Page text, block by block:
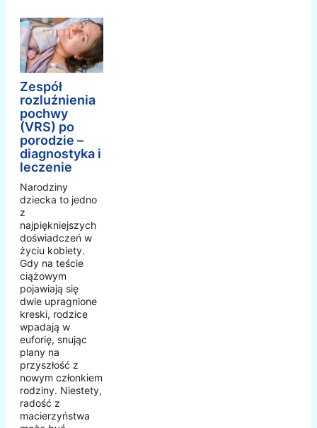
Zespół
rozluźnienia
pochwy
(VRS) po
porodzie –
diagnostyka i
leczenie
Narodziny
dziecka to jedno
z
najpiękniejszych
doświadczeń w
życiu kobiety.
Gdy na teście
ciążowym
pojawiają się
dwie upragnione
kreski, rodzice
wpadają w
euforię, snując
plany na
przyszłość z
nowym członkiem
rodziny. Niestety,
radość z
macierzyństwa